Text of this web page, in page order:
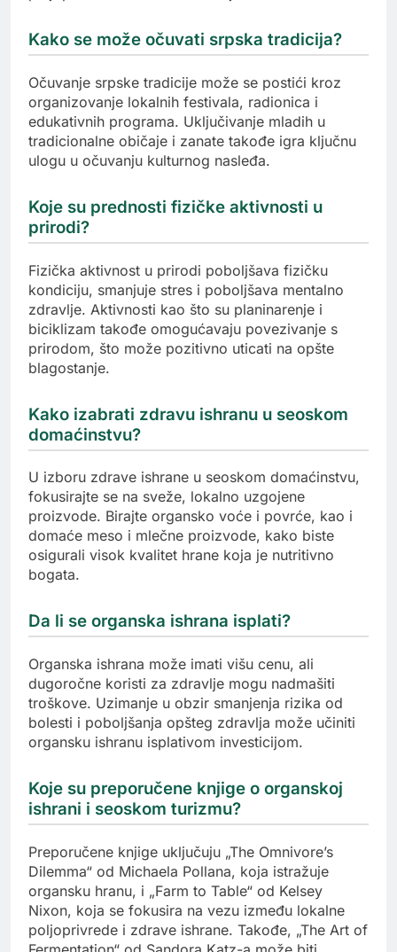
Kako se može očuvati srpska tradicija?
Očuvanje srpske tradicije može se postići kroz
organizovanje lokalnih festivala, radionica i
edukativnih programa. Uključivanje mladih u
tradicionalne običaje i zanate takođe igra ključnu
ulogu u očuvanju kulturnog nasleđa.
Koje su prednosti fizičke aktivnosti u
prirodi?
Fizička aktivnost u prirodi poboljšava fizičku
kondiciju, smanjuje stres i poboljšava mentalno
zdravlje. Aktivnosti kao što su planinarenje i
biciklizam takođe omogućavaju povezivanje s
prirodom, što može pozitivno uticati na opšte
blagostanje.
Kako izabrati zdravu ishranu u seoskom
domaćinstvu?
U izboru zdrave ishrane u seoskom domaćinstvu,
fokusirajte se na sveže, lokalno uzgojene
proizvode. Birajte organsko voće i povrće, kao i
domaće meso i mlečne proizvode, kako biste
osigurali visok kvalitet hrane koja je nutritivno
bogata.
Da li se organska ishrana isplati?
Organska ishrana može imati višu cenu, ali
dugoročne koristi za zdravlje mogu nadmašiti
troškove. Uzimanje u obzir smanjenja rizika od
bolesti i poboljšanja opšteg zdravlja može učiniti
organsku ishranu isplativom investicijom.
Koje su preporučene knjige o organskoj
ishrani i seoskom turizmu?
Preporučene knjige uključuju „The Omnivore’s
Dilemma“ od Michaela Pollana, koja istražuje
organsku hranu, i „Farm to Table“ od Kelsey
Nixon, koja se fokusira na vezu između lokalne
poljoprivrede i zdrave ishrane. Takođe, „The Art of